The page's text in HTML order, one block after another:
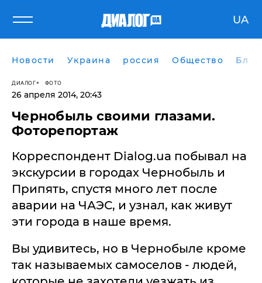
UA
Новости Украина россия Общество
ДИАЛОГ ФОТО
26 апреля 2014, 20:43
Чернобыль своими глазами.
Фоторепортаж
Корреспондент Dialog.ua побывал на
экскурсии в городах Чернобыль и
Припять, спустя много лет после
аварии на ЧАЭС, и узнал, как живут
эти города в наше время.
Вы удивитесь, но в Чернобыле кроме
так называемых самоселов - людей,